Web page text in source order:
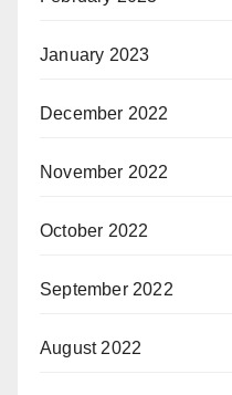
January 2023
December 2022
November 2022
October 2022
September 2022
August 2022